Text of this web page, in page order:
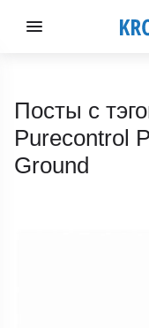
Посты с
Purecontrol
Ground